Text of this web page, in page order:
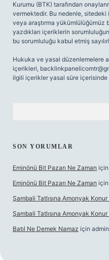
Kurumu (BTK) tarafından
vermektedir. Bu nedenle,
veya araştırma yükümlülüğümüz
yazdıkları içeriklerin
bu sorumluluğu kabul etmiş
Hukuka ve yasal düzenlemelere
içerikleri,
ilgili içerikler yasal süre içerisinde
SON YORUMLAR
Eminönü Bit Pazarı Ne Zaman için
Eminönü Bit Pazarı Ne Zaman için
Şambali Tatlısına Amonyak Konur
Şambali Tatlısına Amonyak Konur
Batıl Ne Demek Namaz için admin